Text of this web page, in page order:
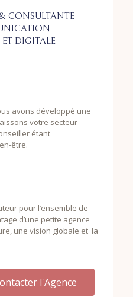
CONSULTANTE
DIGITALE
avons développé une
votre secteur
étant
être.
pour l’ensemble de
d’une petite agence
une vision globale et la
l'Agence